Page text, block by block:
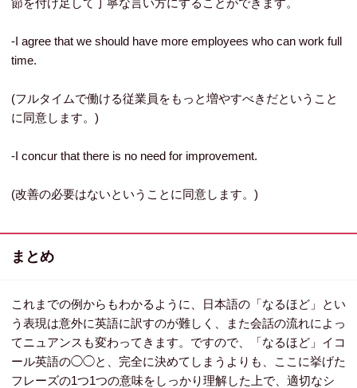
節を付け足して丁寧な言い方にすることができます。
-I agree that we should have more employees who can work full
time.
(フルタイムで働ける従業員をもっと増やすべきだということ
に同意します。)
-I concur that there is no need for improvement.
(改善の必要はないということに同意します。)
まとめ
これまでの例からもわかるように、日本語の「なるほど」とい
う表現は意外に英語に訳すのが難しく、また会話の流れによっ
てニュアンスも変わってきます。ですので、「なるほど」イコ
ール英語の◯◯と、完全に決めてしまうよりも、ここに挙げた
フレーズの1つ1つの意味をしっかり理解した上で、適切なシ